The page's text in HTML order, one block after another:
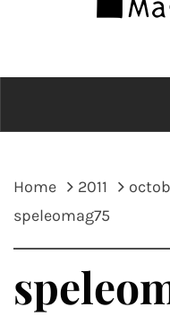
La spéléologie
Home 2011
speleomag75